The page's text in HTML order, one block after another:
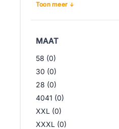
Toon meer
MAAT
58 (0)
30 (0)
28 (0)
4041 (0)
XXL (0)
XXXL (0)